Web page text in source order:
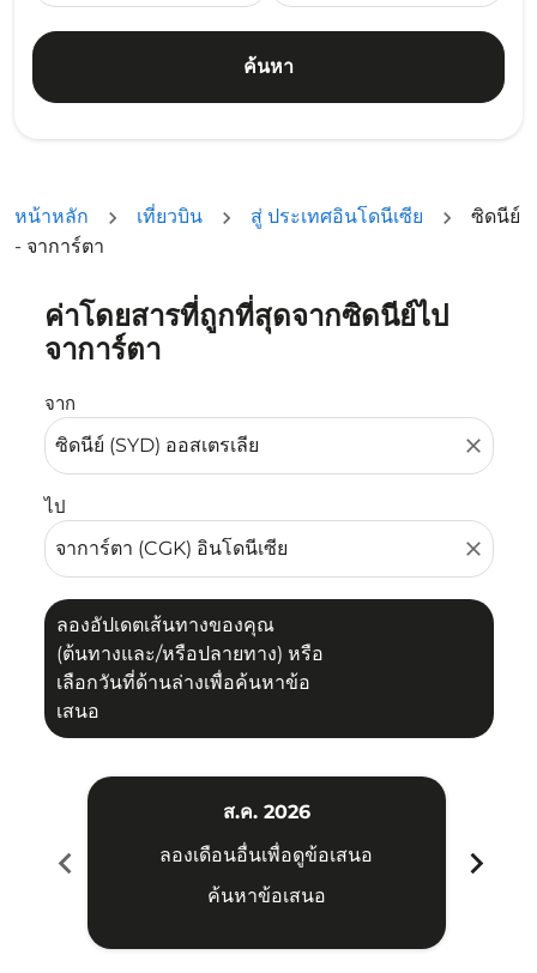
ค้นหา
หน้าหลัก เที่ยวบิน สู่ ประเทศอินโดนีเซีย
ซิดนีย์
- จาการ์ตา
ค่าโดยสารที่ถูกที่สุดจากซิดนีย์ไป
จาการ์ตา
จาก
close
ไป
close
ลองอัปเดตเส้นทางของคุณ
(ต้นทางและ/หรือปลายทาง) หรือ
เลือกวันที่ด้านล่างเพื่อค้นหาข้อ
เสนอ
ลองอัปเดตเส้นทางของคุณ (ต้นทางและ/หรือปลายทาง) หรื
chevron_left
ส.ค. 2026
ลองเดือนอื่นเพื่อดูข้อเสนอ
ค้นหาข้อเสนอ
chevron_right